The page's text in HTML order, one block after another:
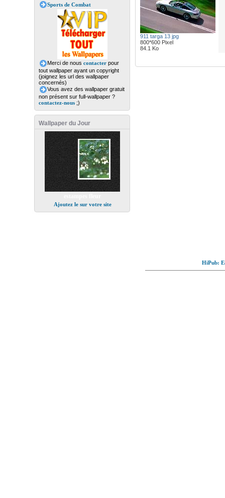
Sports de Combat
Merci de nous contacterpour
tout wallpaper ayant un copyright
(joignez les url des wallpaper
concernés)
Vous avez des wallpaper gratuit
non présent sur full-wallpaper ?
contactez-nous;)
Wallpaper du Jour
Ajoutez le sur votre site
911 targa 13 jpg
800*600 Pixel
84.1 Ko
HiPub: